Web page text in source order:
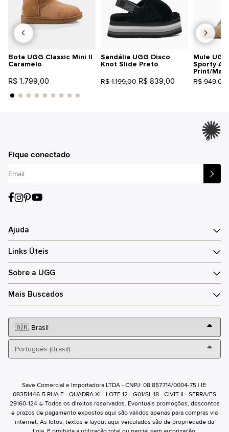
Bota UGG Classic Mini II
Caramelo
R$ 1.799,00
Sandália UGG Disco
Knot Slide Preto
R$ 1.199,00 R$ 839,00
Mule
Sporty
Print/
R$ 949,00
®
Fique conectado
Ajuda
Links Úteis
Sobre a UGG
Mais Buscados
Save Comercial e Importadora LTDA - CNPJ: 08.857.714/0004-75 | IE:
08351446-5 RUA F - QUADRA XI - LOTE 12 - G01/SL 18 - CIVIT II - SERRA/ES
29160-124 © Todos os direitos reservados. Eventuais promoções, descontos
e prazos de pagamento expostos aqui são válidos apenas para compras via
internet. As fotos, textos e layout aqui veiculados são de propriedade da